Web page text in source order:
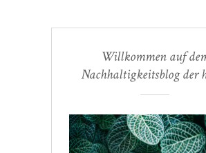
Willkommen auf
Nachhaltigkeitsblog der